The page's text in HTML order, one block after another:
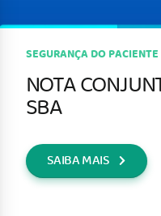
SEGURANÇA DO PACIENTE
NOTA
SBA
SAIBA MAIS